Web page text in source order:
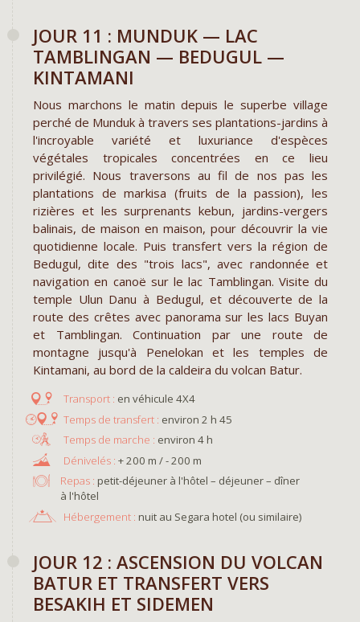
​JOUR 11 : MUNDUK — LAC
TAMBLINGAN — BEDUGUL —
KINTAMANI
Nous marchons le matin depuis le superbe village
perché de Munduk à travers ses plantations-jardins à
l'incroyable variété et luxuriance d'espèces
végétales tropicales concentrées en ce lieu
privilégié. Nous traversons au fil de nos pas les
plantations de markisa (fruits de la passion), les
rizières et les surprenants kebun, jardins-vergers
balinais, de maison en maison, pour découvrir la vie
quotidienne locale. Puis transfert vers la région de
Bedugul, dite des "trois lacs", avec randonnée et
navigation en canoë sur le lac Tamblingan. Visite du
temple Ulun Danu à Bedugul, et découverte de la
route des crêtes avec panorama sur les lacs Buyan
et Tamblingan. Continuation par une route de
montagne jusqu'à Penelokan et les temples de
Kintamani, au bord de la caldeira du volcan Batur.
en véhicule 4X4
environ 2 h 45
environ 4 h
+ 200 m / - 200 m
Repas : petit-déjeuner à l'hôtel – déjeuner – dîner
à l'hôtel
Hébergement : nuit au Segara hotel (ou similaire)
JOUR 12 : ASCENSION DU VOLCAN
BATUR ET TRANSFERT VERS
BESAKIH ET SIDEMEN